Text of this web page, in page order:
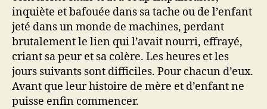
inquiète et bafouée dans sa tache ou de l’enfant
jeté dans un monde de machines, perdant
brutalement le lien qui l’avait nourri, effrayé,
criant sa peur et sa colère. Les heures et les
jours suivants sont difficiles. Pour chacun d’eux.
Avant que leur histoire de mère et d’enfant ne
puisse enfin commencer.